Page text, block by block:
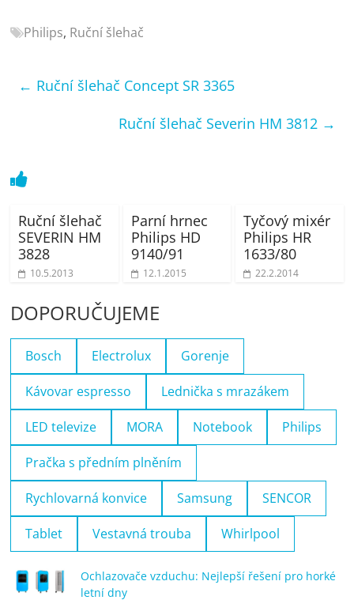
mobilní
bazény
Philips, Ruční šlehač
← Ruční šlehač Concept SR 3365
Ruční šlehač Severin HM 3812 →
Ruční šlehač
SEVERIN HM
3828
10.5.2013
Parní hrnec
Philips HD
9140/91
12.1.2015
Tyčový mixér
Philips HR
1633/80
22.2.2014
DOPORUČUJEME
Bosch Electrolux Gorenje
Kávovar espresso Lednička s mrazákem
LED televize MORA Notebook Philips
Pračka s předním plněním
Rychlovarná konvice Samsung SENCOR
Tablet Vestavná trouba Whirlpool
Ochlazovače vzduchu: Nejlepší řešení pro horké
letní dny